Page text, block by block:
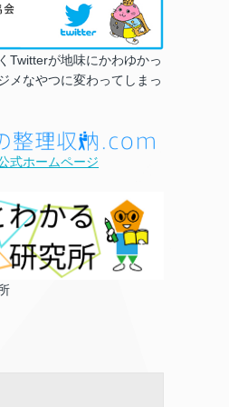
Twitterが地味にかわゆかっ
メなやつに変わってしまっ
式ホームページ